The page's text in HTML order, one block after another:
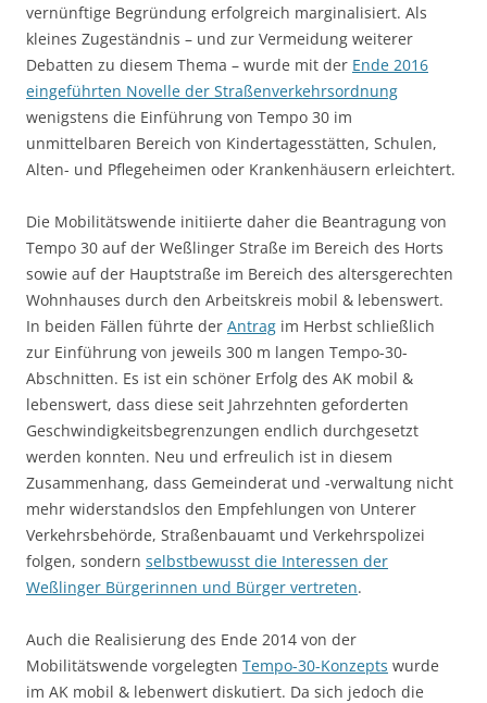
vernünftige Begründung erfolgreich marginalisiert. Als
kleines Zugeständnis – und zur Vermeidung weiterer
Debatten zu diesem Thema – wurde mit der Ende 2016
eingeführten Novelle der Straßenverkehrsordnung
wenigstens die Einführung von Tempo 30 im
unmittelbaren Bereich von Kindertagesstätten, Schulen,
Alten- und Pflegeheimen oder Krankenhäusern erleichtert.
Die Mobilitätswende initiierte daher die Beantragung von
Tempo 30 auf der Weßlinger Straße im Bereich des Horts
sowie auf der Hauptstraße im Bereich des altersgerechten
Wohnhauses durch den Arbeitskreis mobil & lebenswert.
In beiden Fällen führte der Antrag im Herbst schließlich
zur Einführung von jeweils 300 m langen Tempo-30-
Abschnitten. Es ist ein schöner Erfolg des AK mobil &
lebenswert, dass diese seit Jahrzehnten geforderten
Geschwindigkeitsbegrenzungen endlich durchgesetzt
werden konnten. Neu und erfreulich ist in diesem
Zusammenhang, dass Gemeinderat und -verwaltung nicht
mehr widerstandslos den Empfehlungen von Unterer
Verkehrsbehörde, Straßenbauamt und Verkehrspolizei
folgen, sondern selbstbewusst die Interessen der
Weßlinger Bürgerinnen und Bürger vertreten.
Auch die Realisierung des Ende 2014 von der
Mobilitätswende vorgelegten Tempo-30-Konzepts wurde
im AK mobil & lebenwert diskutiert. Da sich jedoch die